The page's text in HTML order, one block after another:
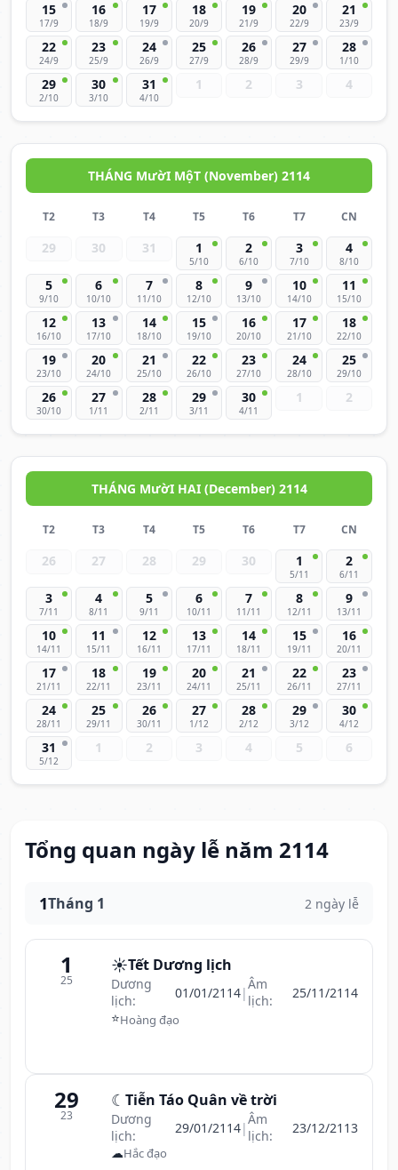
15
17/9
16
18/9
17
19/9
18
20/9
19
21/9
20
22/9
21
23/9
22
24/9
23
25/9
24
26/9
25
27/9
26
28/9
27
29/9
28
1/10
29
2/10
30
3/10
31
4/10
1 2 3 4
THÁNG MườI MộT (November) 2114
T2 T3 T4 T5 T6 T7 CN
29 30 31 1
5/10
2
6/10
3
7/10
4
8/10
5
9/10
6
10/10
7
11/10
8
12/10
9
13/10
10
14/10
11
15/10
12
16/10
13
17/10
14
18/10
15
19/10
16
20/10
17
21/10
18
22/10
19
23/10
20
24/10
21
25/10
22
26/10
23
27/10
24
28/10
25
29/10
26
30/10
27
1/11
28
2/11
29
3/11
30
4/11
1 2
THÁNG MườI HAI (December) 2114
T2 T3 T4 T5 T6 T7 CN
26 27 28 29 30 1
5/11
2
6/11
3
7/11
4
8/11
5
9/11
6
10/11
7
11/11
8
12/11
9
13/11
10
14/11
11
15/11
12
16/11
13
17/11
14
18/11
15
19/11
16
20/11
17
21/11
18
22/11
19
23/11
20
24/11
21
25/11
22
26/11
23
27/11
24
28/11
25
29/11
26
30/11
27
1/12
28
2/12
29
3/12
30
4/12
31
5/12
1 2 3 4 5 6
Tổng quan ngày lễ năm 2114
1Tháng 1 2 ngày lễ
1
25
☀️Tết Dương lịch
Dương
lịch:
01/01/2114|Âm
lịch:
25/11/2114
⭐Hoàng đạo
29
23
☾ Tiễn Táo Quân về trời
Dương
lịch:
29/01/2114|Âm
lịch:
23/12/2113
☁Hắc đạo